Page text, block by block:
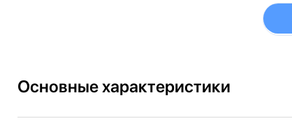
Основные характеристики